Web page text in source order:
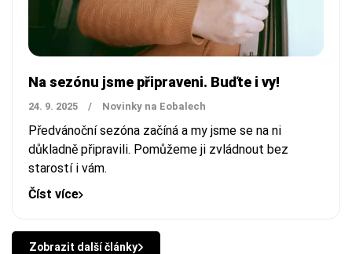
Na sezónu jsme připraveni. Buďte i vy!
24. 9. 2025 / Novinky na Eobalech
Předvánoční sezóna začíná a my jsme se na ni
důkladně připravili. Pomůžeme ji zvládnout bez
starostí i vám.
Číst více
Zobrazit další články